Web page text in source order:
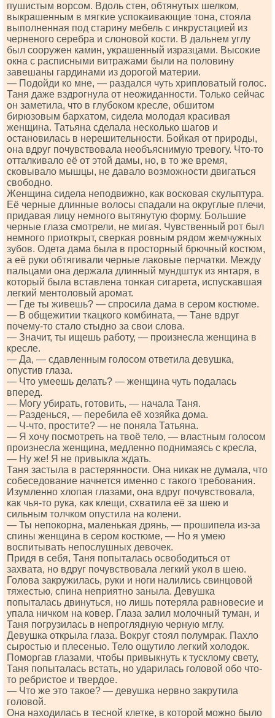
пушистым ворсом. Вдоль стен, обтянутых шелком,
выкрашенным в мягкие успокаивающие тона, стояла
выполненная под старину мебель с инкрустацией из
черненого серебра и слоновой кости. В дальнем углу
был сооружен камин, украшенный изразцами. Высокие
окна с расписными витражами были на половину
завешаны гардинами из дорогой материи.
— Подойди ко мне, — раздался чуть хрипловатый голос.
Таня даже вздрогнула от неожиданности. Только сейчас
он заметила, что в глубоком кресле, обшитом
бирюзовым бархатом, сидела молодая красивая
женщина. Татьяна сделала несколько шагов и
остановилась в нерешительности. Бойкая от природы,
она вдруг почувствовала необъяснимую тревогу. Что-то
отталкивало её от этой дамы, но, в то же время,
сковывало мышцы, не давало возможности двигаться
свободно.
Женщина сидела неподвижно, как восковая скульптура.
Её черные длинные волосы спадали на округлые плечи,
придавая лицу немного вытянутую форму. Большие
черные глаза смотрели, не мигая. Чувственный рот был
немного приоткрыт, сверкая ровным рядом жемчужных
зубов. Одета дама была в просторный брючный костюм,
а её руки обтягивали черные лаковые перчатки. Между
пальцами она держала длинный мундштук из янтаря, в
который была вставлена тонкая сигарета, испускавшая
легкий ментоловый аромат.
— Где ты живешь? — спросила дама в сером костюме.
— В общежитии ткацкого комбината, — Тане вдруг
почему-то стало стыдно за свои слова.
— Значит, ты ищешь работу, — произнесла женщина в
кресле.
— Да, — сдавленным голосом ответила девушка,
опустив глаза.
— Что умеешь делать? — женщина чуть подалась
вперед.
— Могу убирать, готовить, — начала Таня.
— Разденься, — перебила её хозяйка дома.
— Ч-что, простите? — не поняла Татьяна.
— Я хочу посмотреть на твоё тело, — властным голосом
произнесла женщина, медленно поднимаясь с кресла,
— Ну же! Я не привыкла ждать.
Таня застыла в растерянности. Она никак не думала, что
собеседование начнется именно с такого требования.
Изумленно хлопая глазами, она вдруг почувствовала,
как чья-то рука, как клещи, схватила её за шею и
сильным толчком опустила на колени.
— Ты непокорна, маленькая дрянь, — прошипела из-за
спины женщина в сером костюме, — Но я умею
воспитывать непослушных девочек.
Придя в себя, Таня попыталась освободиться от
захвата, но вдруг почувствовала легкий укол в шею.
Голова закружилась, руки и ноги налились свинцовой
тяжестью, спина неприятно заныла. Девушка
попыталась двинуться, но лишь потеряла равновесие и
упала ничком на ковер. Глаза залил молочный туман, и
Таня погрузилась в непроглядную черную мглу.
Девушка открыла глаза. Вокруг стоял полумрак. Пахло
сыростью и плесенью. Тело ощутило легкий холодок.
Поморгав глазами, чтобы привыкнуть к тусклому свету,
Таня попыталась встать, но ударилась головой обо что-
то ребристое и твердое.
— Что же это такое? — девушка нервно закрутила
головой.
Она находилась в тесной клетке, в которой можно было